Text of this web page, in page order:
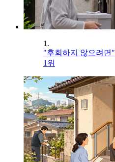
1.
"후회하지 않으려면
1위